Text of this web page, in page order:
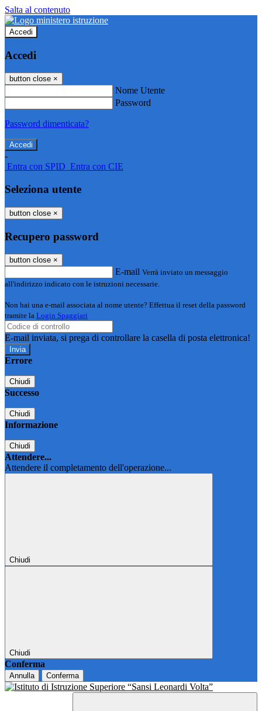
Salta al contenuto
Accedi
Accedi
button close ×
Nome Utente
Password
Password dimenticata?
-
Entra con SPID Entra con CIE
Seleziona utente
button close ×
Recupero password
button close ×
E-mail Verrà inviato un messaggio
all'indirizzo indicato con le istruzioni necessarie.
Non hai una e-mail associata al nome utente? Effettua il reset della password
tramite la Login Spaggiari
E-mail inviata, si prega di controllare la casella di posta elettronica!
Errore
Chiudi
Successo
Chiudi
Informazione
Chiudi
Attendere...
Attendere il completamento dell'operazione...
Chiudi
Chiudi
Conferma
Annulla Conferma